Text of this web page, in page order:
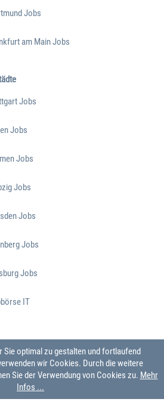
Jobs
am Main Jobs
Jobs
Jobs
Jobs
Jobs
Jobs
Jobs
Jobs
IT
Sie optimal zu gestalten und fortlaufend
wir Cookies. Durch die weitere
Sie der Verwendung von Cookies zu. Mehr
Infos ...